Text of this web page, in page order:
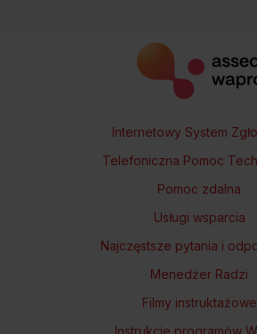
Internetowy System
Telefoniczna Pomoc
Pomoc zdalna
Usługi wsparcia
Najczęstsze pytania i
Menedżer Radzi
Filmy instruktażowe